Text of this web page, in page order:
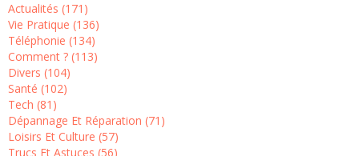
Actualités (171)
Vie Pratique (136)
Téléphonie (134)
Comment ? (113)
Divers (104)
Santé (102)
Tech (81)
Dépannage Et Réparation (71)
Loisirs Et Culture (57)
Trucs Et Astuces (56)